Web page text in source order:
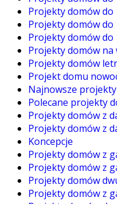
Projekty domów do
Projekty domów do
Projekty domów do
Projekty domów na
Projekty domów
Projekt domu
Najnowsze
Polecane projekty
Projekty domów z
Projekty domów z
Koncepcje
Projekty domów z
Projekty domów z
Projekty domów
Projekty domów z